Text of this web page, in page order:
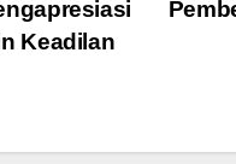
Keadilan